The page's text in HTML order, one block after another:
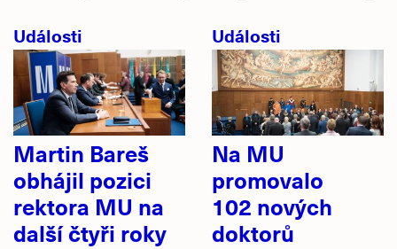
Události
Martin Bareš
obhájil pozici
rektora MU na
další čtyři roky
Události
Na MU
promovalo
102 nových
doktorů